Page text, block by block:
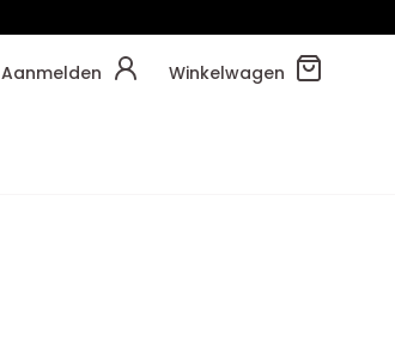
Aanmelden Winkelwagen